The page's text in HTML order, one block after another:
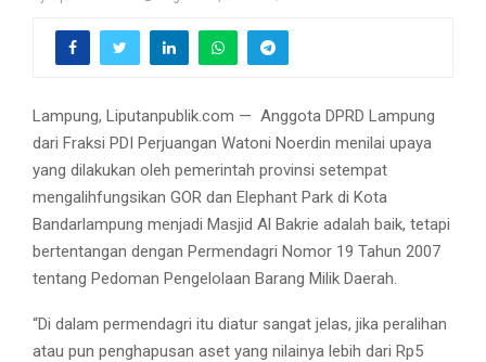
Lampung, Liputanpublik.com — Anggota DPRD Lampung
dari Fraksi PDI Perjuangan Watoni Noerdin menilai upaya
yang dilakukan oleh pemerintah provinsi setempat
mengalihfungsikan GOR dan Elephant Park di Kota
Bandarlampung menjadi Masjid Al Bakrie adalah baik, tetapi
bertentangan dengan Permendagri Nomor 19 Tahun 2007
tentang Pedoman Pengelolaan Barang Milik Daerah.
“Di dalam permendagri itu diatur sangat jelas, jika peralihan
atau pun penghapusan aset yang nilainya lebih dari Rp5